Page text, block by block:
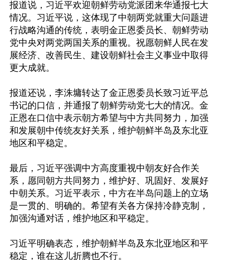
报道说，习近平欢迎朝鲜劳动党派团来华通报七大
情况。习近平说，这体现了中朝两党就重大问题进
行战略沟通的传统，表明金正恩委员长、朝鲜劳动
党中央对两党两国关系的重视。祝愿朝鲜人民在发
展经济、改善民生、建设朝鲜社会主义事业中取得
更大成就。
报道还说，李洙墉转达了金正恩委员长致习近平总
书记的口信，并通报了朝鲜劳动党七大的情况。金
正恩在口信中表示朝方希望与中方共同努力，加强
和发展朝中传统友好关系，维护朝鲜半岛及东北亚
地区和平稳定。
最后，习近平强调中方高度重视中朝友好合作关
系，愿同朝方共同努力，维护好、巩固好、发展好
中朝关系。习近平表示，中方在半岛问题上的立场
是一贯的、明确的。希望有关各方保持冷静克制，
加强沟通对话，维护地区和平稳定。
习近平明确表态，维护朝鲜半岛及东北亚地区和平
稳定，谁在这儿折腾也不行。